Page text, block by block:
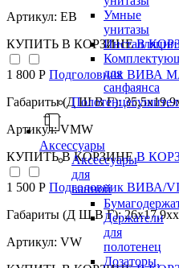
Умные
унитазы
Инсталляции
для
санфаянса
Аксессуары
Аксессуары
для
ванной
Держатели
для
полотенец
Дозаторы,
Артикул: EB
КУПИТЬ В КОРЗИНЕ В
1 800 Р Подголовник ВИВА
Габариты (Д Ш В Г):
Артикул: VMW
КУПИТЬ В КОРЗИНЕ В
1 500 Р Подголовник ВИВА/
Габариты (Д Ш В Г):
Артикул: VW